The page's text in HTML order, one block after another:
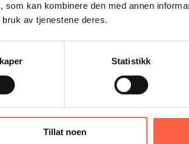
kan kombinere den med annen
av tjenestene deres.
Statistikk
Tillat noen
Brannskyveporter innen ulike
brannklasser.